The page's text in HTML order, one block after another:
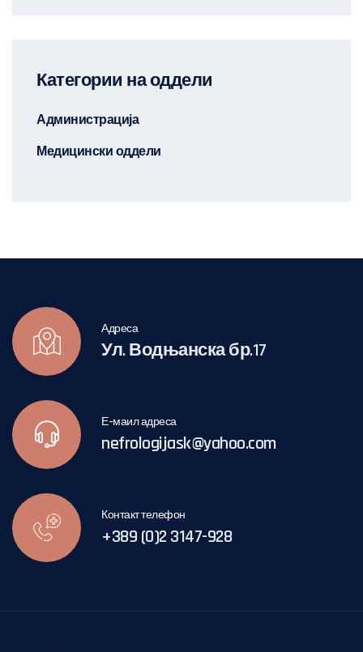
Категории на оддели
Администрација
Медицински оддели
Адреса
Ул. Водњанска бр.17
Е-маил адреса
nefrologijask@yahoo.com
Контакт телефон
+389 (0)2 3147-928